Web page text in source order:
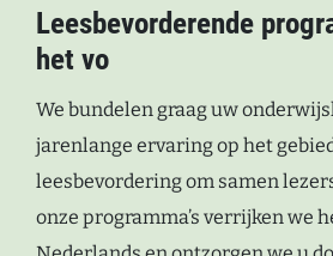
Leesbevorderende
het vo
We bundelen graag uw
jarenlange ervaring op het
leesbevordering om samen
onze programma’s verrijken we